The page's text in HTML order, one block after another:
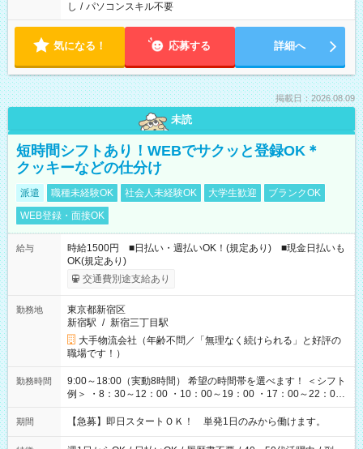
し / パソコンスキル不要
気になる！ 応募する 詳細へ
掲載日：2026.08.09
未読
短時間シフトあり！WEBでサクッと登録OK＊
クッキーなどの仕分け
派遣 職種未経験OK 社会人未経験OK 大学生歓迎
ブランクOK
WEB登録・面接OK
給与
時給1500円 ■日払い・週払いOK！(規定あり) ■現金日払いも
OK(規定あり)
交通費別途支給あり
勤務地
東京都新宿区
新宿駅 / 新宿三丁目駅
大手物流会社（年齢不問／「無理なく続けられる」と好評の
職場です！）
勤務時間
9:00～18:00（実動8時間） 希望の時間帯を選べます！ ＜シフト
例＞ ・8：30～12：00 ・10：00～19：00 ・17：00～22：00
・13：00～22：00 ・22：00～翌6：00 など
期間 【急募】即日スタートＯＫ！ 単発1日のみから働けます。